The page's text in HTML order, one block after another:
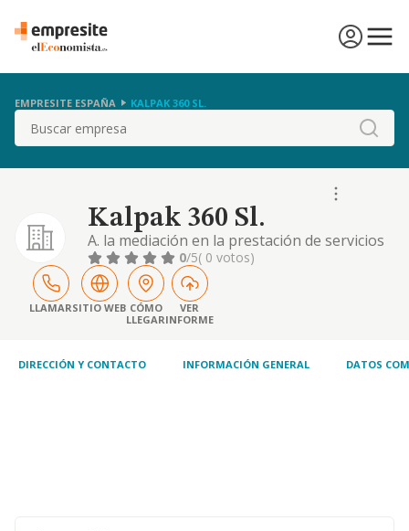
EMPRESITE ESPAÑA KALPAK 360 SL.
Buscar
Kalpak 360 Sl.
A. la mediación en la prestación de servicios
de formación no reglada de todo tipo, tanto
presencial como online. b. la constitución,
transmisión e inscripción de todo tipo de
sociedades en los registros
correspondientes. c. el transporte público
nivel nac
0/5( 0 votos)
LLAMARSITIO WEB CÓMO
LLEGAR
VER
INFORME
DIRECCIÓN Y CONTACTO INFORMACIÓN GENERAL DATOS